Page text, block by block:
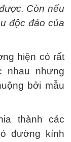
Còn nếu
độc đáo của
hiện có rất
nhau nhưng
bởi mẫu
thành các
đường kính